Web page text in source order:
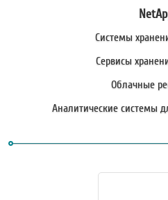
Системы
Сервисы
Облачные
Аналитические системы